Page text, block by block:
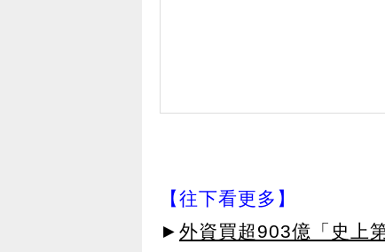
【往下看更多】
► 外資買超903億「史上